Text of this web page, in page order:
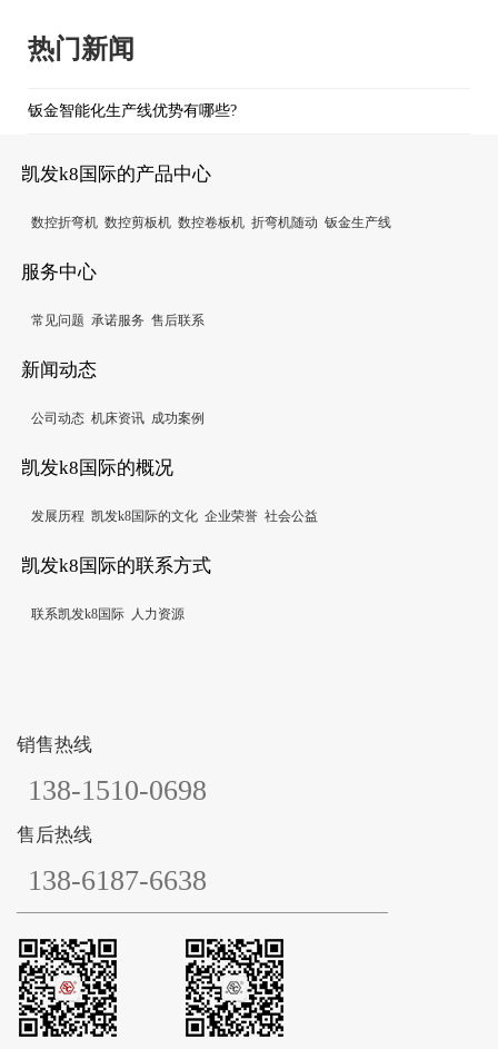
热门新闻
钣金智能化生产线优势有哪些?
凯发k8国际的产品中心
数控折弯机 数控剪板机 数控卷板机 折弯机随动 钣金生产线
服务中心
常见问题 承诺服务 售后联系
新闻动态
公司动态 机床资讯 成功案例
凯发k8国际的概况
发展历程 凯发k8国际的文化 企业荣誉 社会公益
凯发k8国际的联系方式
联系凯发k8国际 人力资源
销售热线
138-1510-0698
售后热线
138-6187-6638